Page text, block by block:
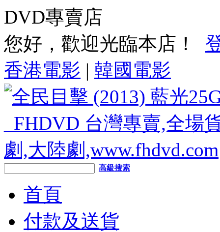
DVD專賣店
您好，歡迎光臨本店！
香港電影 | 韓國電影
高級搜索
首頁
付款及送貨